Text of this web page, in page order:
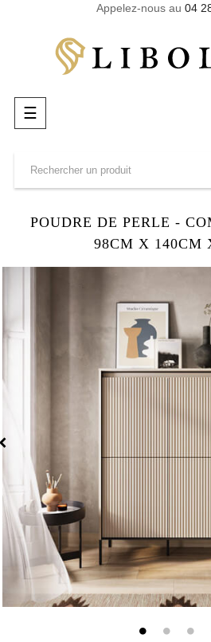
Appelez-nous au 04
Basculer
la
☰
POUDRE DE PERLE -
98CM X 140CM